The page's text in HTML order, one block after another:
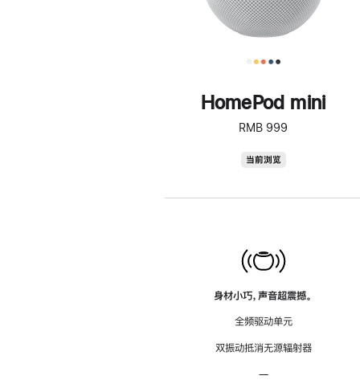
HomePod mini
RMB 999
当前浏览
身材小巧，声音超震撼。
全频驱动单元
双振动抵消无源辐射器
—